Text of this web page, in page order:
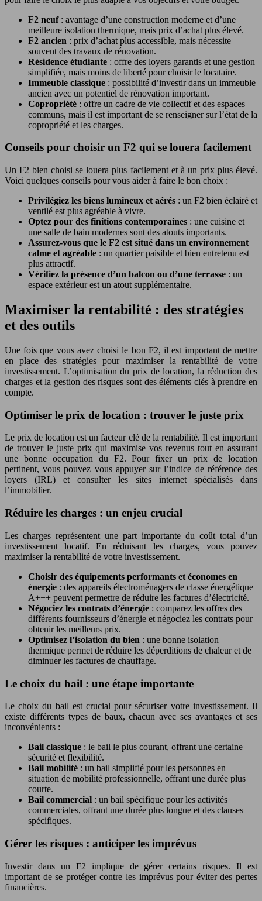
F2 neuf : avantage d’une construction moderne et d’une
meilleure isolation thermique, mais prix d’achat plus élevé.
F2 ancien : prix d’achat plus accessible, mais nécessite
souvent des travaux de rénovation.
Résidence étudiante : offre des loyers garantis et une gestion
simplifiée, mais moins de liberté pour choisir le locataire.
Immeuble classique : possibilité d’investir dans un immeuble
ancien avec un potentiel de rénovation important.
Copropriété : offre un cadre de vie collectif et des espaces
communs, mais il est important de se renseigner sur l’état de la
copropriété et les charges.
Conseils pour choisir un F2 qui se louera facilement
Un F2 bien choisi se louera plus facilement et à un prix plus élevé.
Voici quelques conseils pour vous aider à faire le bon choix :
Privilégiez les biens lumineux et aérés : un F2 bien éclairé et
ventilé est plus agréable à vivre.
Optez pour des finitions contemporaines : une cuisine et
une salle de bain modernes sont des atouts importants.
Assurez-vous que le F2 est situé dans un environnement
calme et agréable : un quartier paisible et bien entretenu est
plus attractif.
Vérifiez la présence d’un balcon ou d’une terrasse : un
espace extérieur est un atout supplémentaire.
Maximiser la rentabilité : des stratégies
et des outils
Une fois que vous avez choisi le bon F2, il est important de mettre
en place des stratégies pour maximiser la rentabilité de votre
investissement. L’optimisation du prix de location, la réduction des
charges et la gestion des risques sont des éléments clés à prendre en
compte.
Optimiser le prix de location : trouver le juste prix
Le prix de location est un facteur clé de la rentabilité. Il est important
de trouver le juste prix qui maximise vos revenus tout en assurant
une bonne occupation du F2. Pour fixer un prix de location
pertinent, vous pouvez vous appuyer sur l’indice de référence des
loyers (IRL) et consulter les sites internet spécialisés dans
l’immobilier.
Réduire les charges : un enjeu crucial
Les charges représentent une part importante du coût total d’un
investissement locatif. En réduisant les charges, vous pouvez
maximiser la rentabilité de votre investissement.
Choisir des équipements performants et économes en
énergie : des appareils électroménagers de classe énergétique
A+++ peuvent permettre de réduire les factures d’électricité.
Négociez les contrats d’énergie : comparez les offres des
différents fournisseurs d’énergie et négociez les contrats pour
obtenir les meilleurs prix.
Optimisez l’isolation du bien : une bonne isolation
thermique permet de réduire les déperditions de chaleur et de
diminuer les factures de chauffage.
Le choix du bail : une étape importante
Le choix du bail est crucial pour sécuriser votre investissement. Il
existe différents types de baux, chacun avec ses avantages et ses
inconvénients :
Bail classique : le bail le plus courant, offrant une certaine
sécurité et flexibilité.
Bail mobilité : un bail simplifié pour les personnes en
situation de mobilité professionnelle, offrant une durée plus
courte.
Bail commercial : un bail spécifique pour les activités
commerciales, offrant une durée plus longue et des clauses
spécifiques.
Gérer les risques : anticiper les imprévus
Investir dans un F2 implique de gérer certains risques. Il est
important de se protéger contre les imprévus pour éviter des pertes
financières.